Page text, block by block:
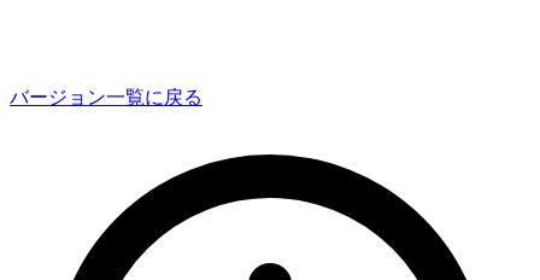
バージョン一覧に戻る